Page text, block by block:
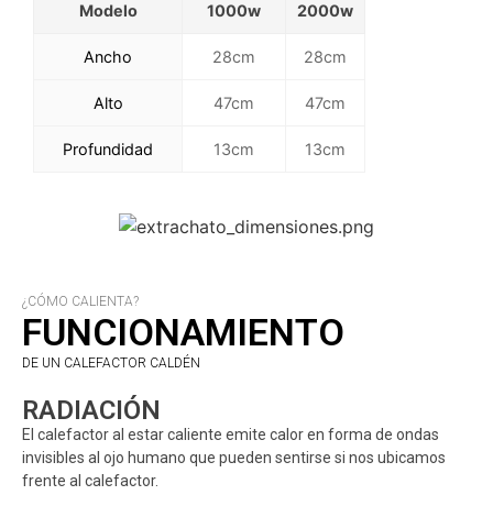
Modelo 1000w 2000w
Ancho 28cm 28cm
Alto 47cm 47cm
Profundidad 13cm 13cm
¿CÓMO CALIENTA?
FUNCIONAMIENTO
DE UN CALEFACTOR CALDÉN
RADIACIÓN
El calefactor al estar caliente emite calor en forma de ondas
invisibles al ojo humano que pueden sentirse si nos ubicamos
frente al calefactor.